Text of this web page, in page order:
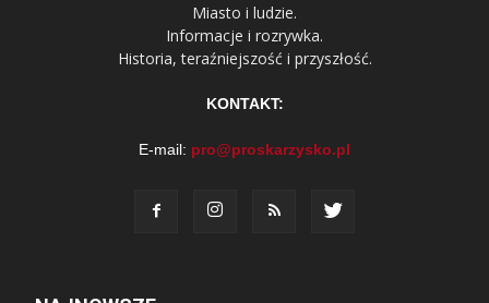
Miasto i ludzie.
Informacje i rozrywka.
Historia, teraźniejszość i przyszłość.
KONTAKT:
E-mail: pro@proskarzysko.pl